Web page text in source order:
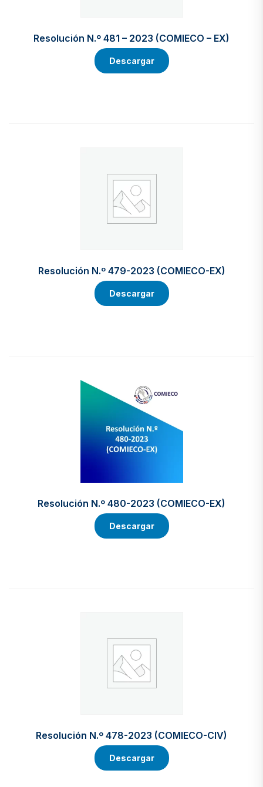
Resolución N.º 481 – 2023 (COMIECO – EX)
Descargar
Resolución N.º 479-2023 (COMIECO-EX)
Descargar
Resolución N.º 480-2023 (COMIECO-EX)
Descargar
Resolución N.º 478-2023 (COMIECO-CIV)
Descargar